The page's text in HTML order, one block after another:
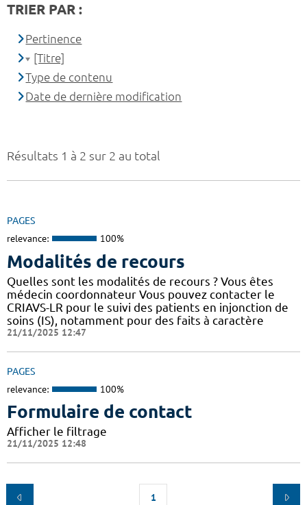
Résultats 1 à 2 sur 2 au total
PAGES
relevance: 100%
Modalités de recours
Quelles sont les modalités de recours ? Vous êtes
médecin coordonnateur Vous pouvez contacter le
CRIAVS-LR pour le suivi des patients en injonction de
soins (IS), notamment pour des faits à caractère
21/11/2025 12:47
PAGES
relevance: 100%
Formulaire de contact
Afficher le filtrage
21/11/2025 12:48
1
TRIER PAR :
Pertinence
[Titre]
Type de contenu
Date de dernière modification